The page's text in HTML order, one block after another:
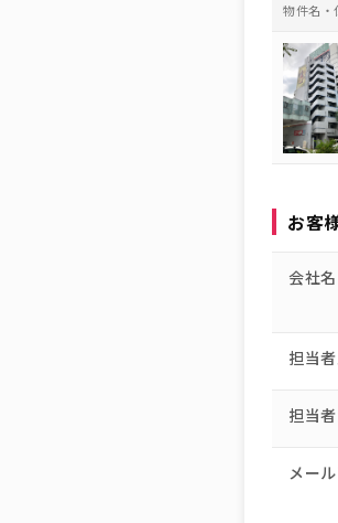
物件名・
お客
会社名
担当
担当
メー